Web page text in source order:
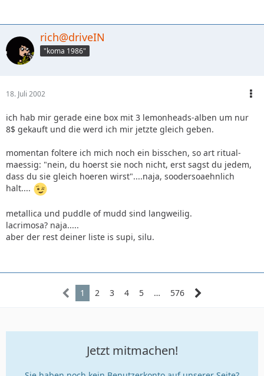
rich@driveIN
"koma 1986"
18. Juli 2002
ich hab mir gerade eine box mit 3 lemonheads-alben um nur
8$ gekauft und die werd ich mir jetzte gleich geben.
momentan foltere ich mich noch ein bisschen, so art ritual-
maessig: "nein, du hoerst sie noch nicht, erst sagst du jedem,
dass du sie gleich hoeren wirst"....naja, soodersoaehnlich
halt....
metallica und puddle of mudd sind langweilig.
lacrimosa? naja.....
aber der rest deiner liste is supi, silu.
1 2 3 4 5 … 576
Jetzt mitmachen!